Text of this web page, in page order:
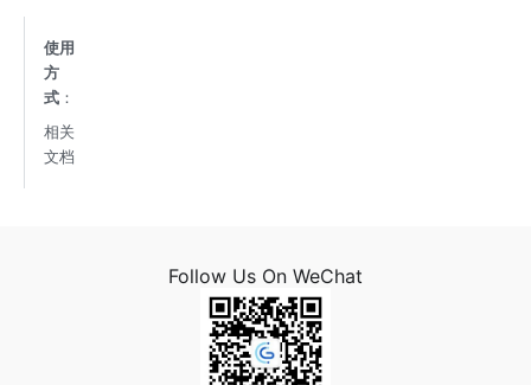
使用
方
式 ：
相关
文档
Follow Us On WeChat